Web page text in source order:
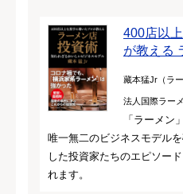
400店以
が教える
藏本猛Jr（ラ
法人国際ラー
「ラーメン
唯一無二のビジネスモデル
した投資家たちのエピソー
れます。